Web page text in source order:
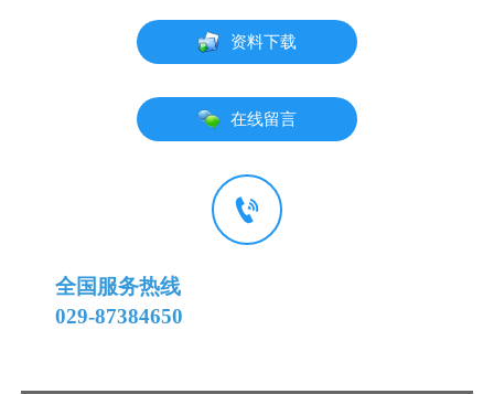
资料下载
在线留言

全国服务热线
029-87384650